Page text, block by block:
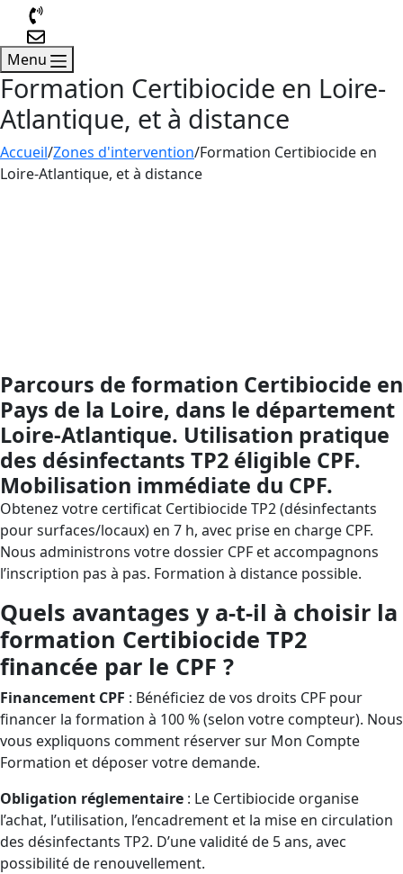
Menu
Formation Certibiocide en Loire-
Atlantique, et à distance
Accueil/Zones d'intervention/Formation Certibiocide en
Loire-Atlantique, et à distance
Parcours de formation Certibiocide en
Pays de la Loire, dans le département
Loire-Atlantique. Utilisation pratique
des désinfectants TP2 éligible CPF.
Mobilisation immédiate du CPF.
Obtenez votre certificat Certibiocide TP2 (désinfectants
pour surfaces/locaux) en 7 h, avec prise en charge CPF.
Nous administrons votre dossier CPF et accompagnons
l’inscription pas à pas. Formation à distance possible.
Quels avantages y a-t-il à choisir la
formation Certibiocide TP2
financée par le CPF ?
Financement CPF : Bénéficiez de vos droits CPF pour
financer la formation à 100 % (selon votre compteur). Nous
vous expliquons comment réserver sur Mon Compte
Formation et déposer votre demande.
Obligation réglementaire : Le Certibiocide organise
l’achat, l’utilisation, l’encadrement et la mise en circulation
des désinfectants TP2. D’une validité de 5 ans, avec
possibilité de renouvellement.